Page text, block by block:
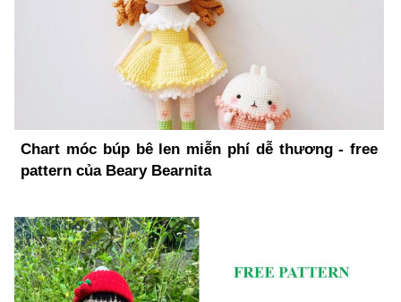
Chart móc búp bê len miễn phí dễ thương - free
pattern của Beary Bearnita